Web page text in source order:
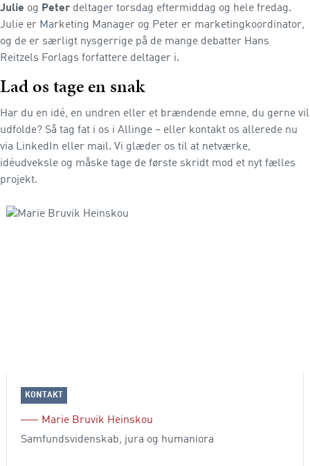
Julie og Peter deltager torsdag eftermiddag og hele fredag.
Julie er Marketing Manager og Peter er marketingkoordinator,
og de er særligt nysgerrige på de mange debatter Hans
Reitzels Forlags forfattere deltager i.
Lad os tage en snak
Har du en idé, en undren eller et brændende emne, du gerne vil
udfolde? Så tag fat i os i Allinge – eller kontakt os allerede nu
via LinkedIn eller mail. Vi glæder os til at netværke,
idéudveksle og måske tage de første skridt mod et nyt fælles
projekt.
KONTAKT
Marie Bruvik Heinskou
Samfundsvidenskab, jura og humaniora